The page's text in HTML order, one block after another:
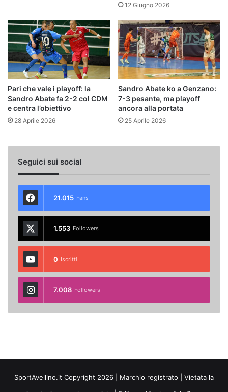
12 Giugno 2026
Pari che vale i playoff: la
Sandro Abate fa 2-2 col CDM
e centra l’obiettivo
28 Aprile 2026
Sandro Abate ko a Genzano:
7-3 pesante, ma playoff
ancora alla portata
25 Aprile 2026
Seguici sui social
21.015 Fans
1.553 Followers
0 Iscritti
7.008 Followers
SportAvellino.it Copyright 2026 | Marchio registrato | Vietata la